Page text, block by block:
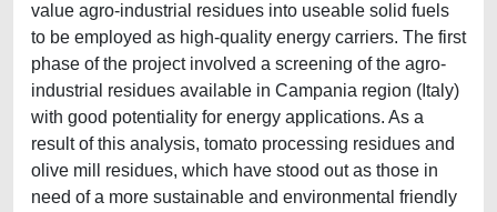
value agro-industrial residues into useable solid fuels
to be employed as high-quality energy carriers. The first
phase of the project involved a screening of the agro-
industrial residues available in Campania region (Italy)
with good potentiality for energy applications. As a
result of this analysis, tomato processing residues and
olive mill residues, which have stood out as those in
need of a more sustainable and environmental friendly